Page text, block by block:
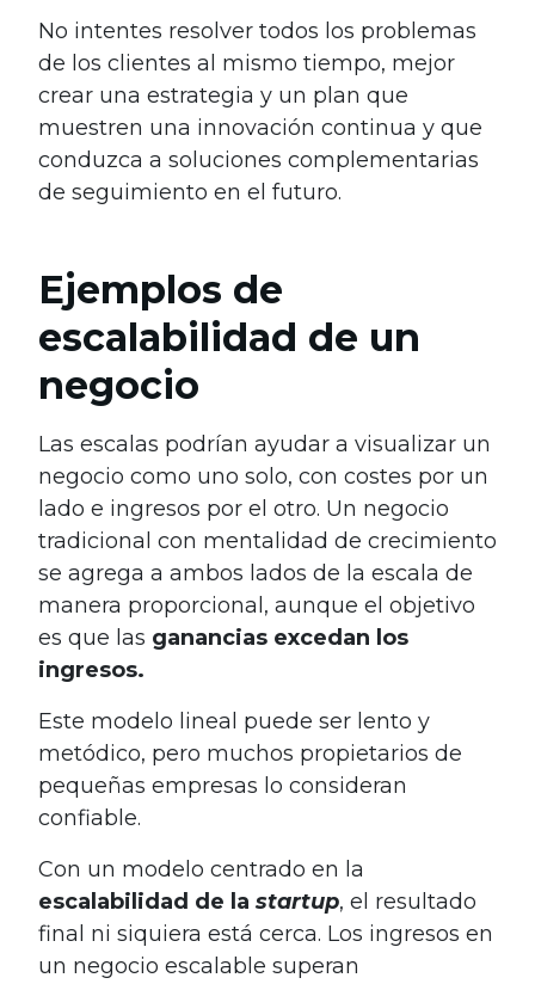
No intentes resolver todos los problemas
de los clientes al mismo tiempo, mejor
crear una estrategia y un plan que
muestren una innovación continua y que
conduzca a soluciones complementarias
de seguimiento en el futuro.
Ejemplos de
escalabilidad de un
negocio
Las escalas podrían ayudar a visualizar un
negocio como uno solo, con costes por un
lado e ingresos por el otro. Un negocio
tradicional con mentalidad de crecimiento
se agrega a ambos lados de la escala de
manera proporcional, aunque el objetivo
es que las ganancias excedan los
ingresos.
Este modelo lineal puede ser lento y
metódico, pero muchos propietarios de
pequeñas empresas lo consideran
confiable.
Con un modelo centrado en la
escalabilidad de la startup, el resultado
final ni siquiera está cerca. Los ingresos en
un negocio escalable superan